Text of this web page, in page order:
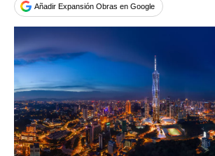
Añadir Expansión Obras en Google